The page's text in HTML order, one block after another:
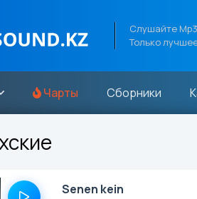
Слушайте
Только
Чарты Сборники
Senen kein